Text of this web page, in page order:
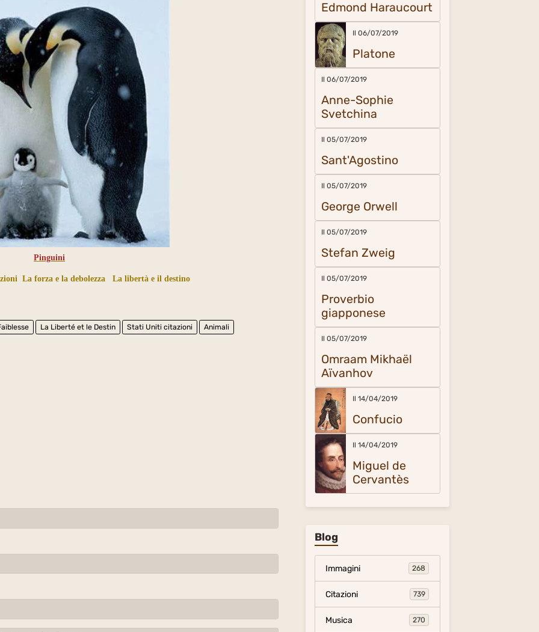
Pinguini
La forza e la debolezza La libertà e il destino
La Liberté et le Destin Stati Uniti citazioni Animali
Edmond Haraucourt
Il 06/07/2019
Platone
Il 06/07/2019
Anne-Sophie
Svetchina
Il 05/07/2019
Sant'Agostino
Il 05/07/2019
George Orwell
Il 05/07/2019
Stefan Zweig
Il 05/07/2019
Proverbio
giapponese
Il 05/07/2019
Omraam Mikhaël
Aïvanhov
Il 14/04/2019
Confucio
Il 14/04/2019
Miguel de
Cervantès
Blog
Immagini 268
Citazioni 739
Musica 270